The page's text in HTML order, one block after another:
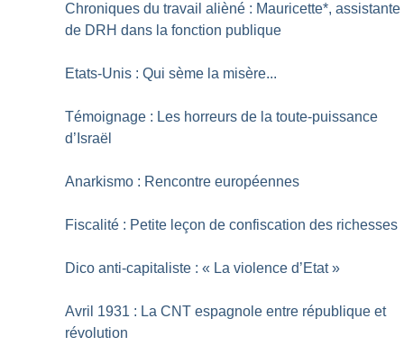
Chroniques du travail alièné : Mauricette*, assistante
de DRH dans la fonction publique
Etats-Unis : Qui sème la misère...
Témoignage : Les horreurs de la toute-puissance
d’Israël
Anarkismo : Rencontre européennes
Fiscalité : Petite leçon de confiscation des richesses
Dico anti-capitaliste : « La violence d’Etat »
Avril 1931 : La CNT espagnole entre république et
révolution